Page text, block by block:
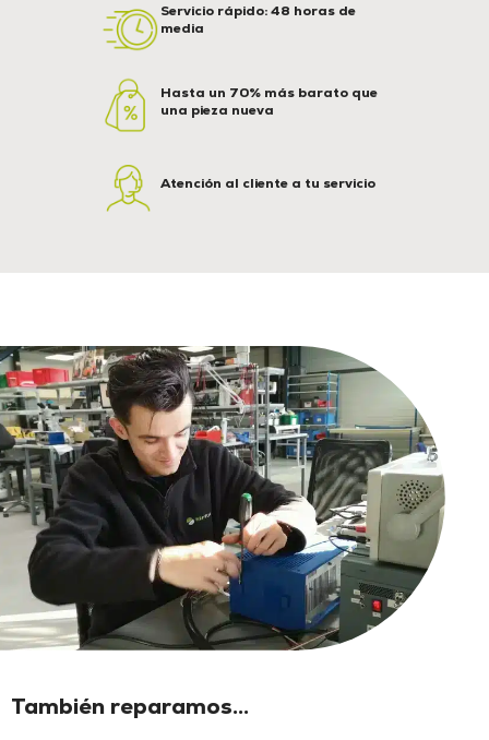
Servicio rápido: 48 horas de
media
Hasta un 70% más barato que
una pieza nueva
Atención al cliente a tu servicio
También reparamos...